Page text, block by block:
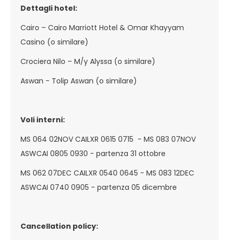
Dettagli hotel:
Cairo – Cairo Marriott Hotel & Omar Khayyam
Casino (o similare)
Crociera Nilo – M/y Alyssa (o similare)
Aswan - Tolip Aswan (o similare)
Voli interni:
MS 064 02NOV CAILXR 0615 0715 - MS 083 07NOV
ASWCAI 0805 0930 - partenza 31 ottobre
MS 062 07DEC CAILXR 0540 0645 - MS 083 12DEC
ASWCAI 0740 0905 - partenza 05 dicembre
Cancellation policy: